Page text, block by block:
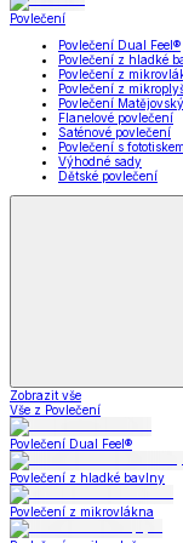
Koupelna
Koupelna
Ručníky a osušky
Koupelnové předložky
Zobrazit vše
Vše z Koupelna
Ručníky a osušky
Koupelnové předložky